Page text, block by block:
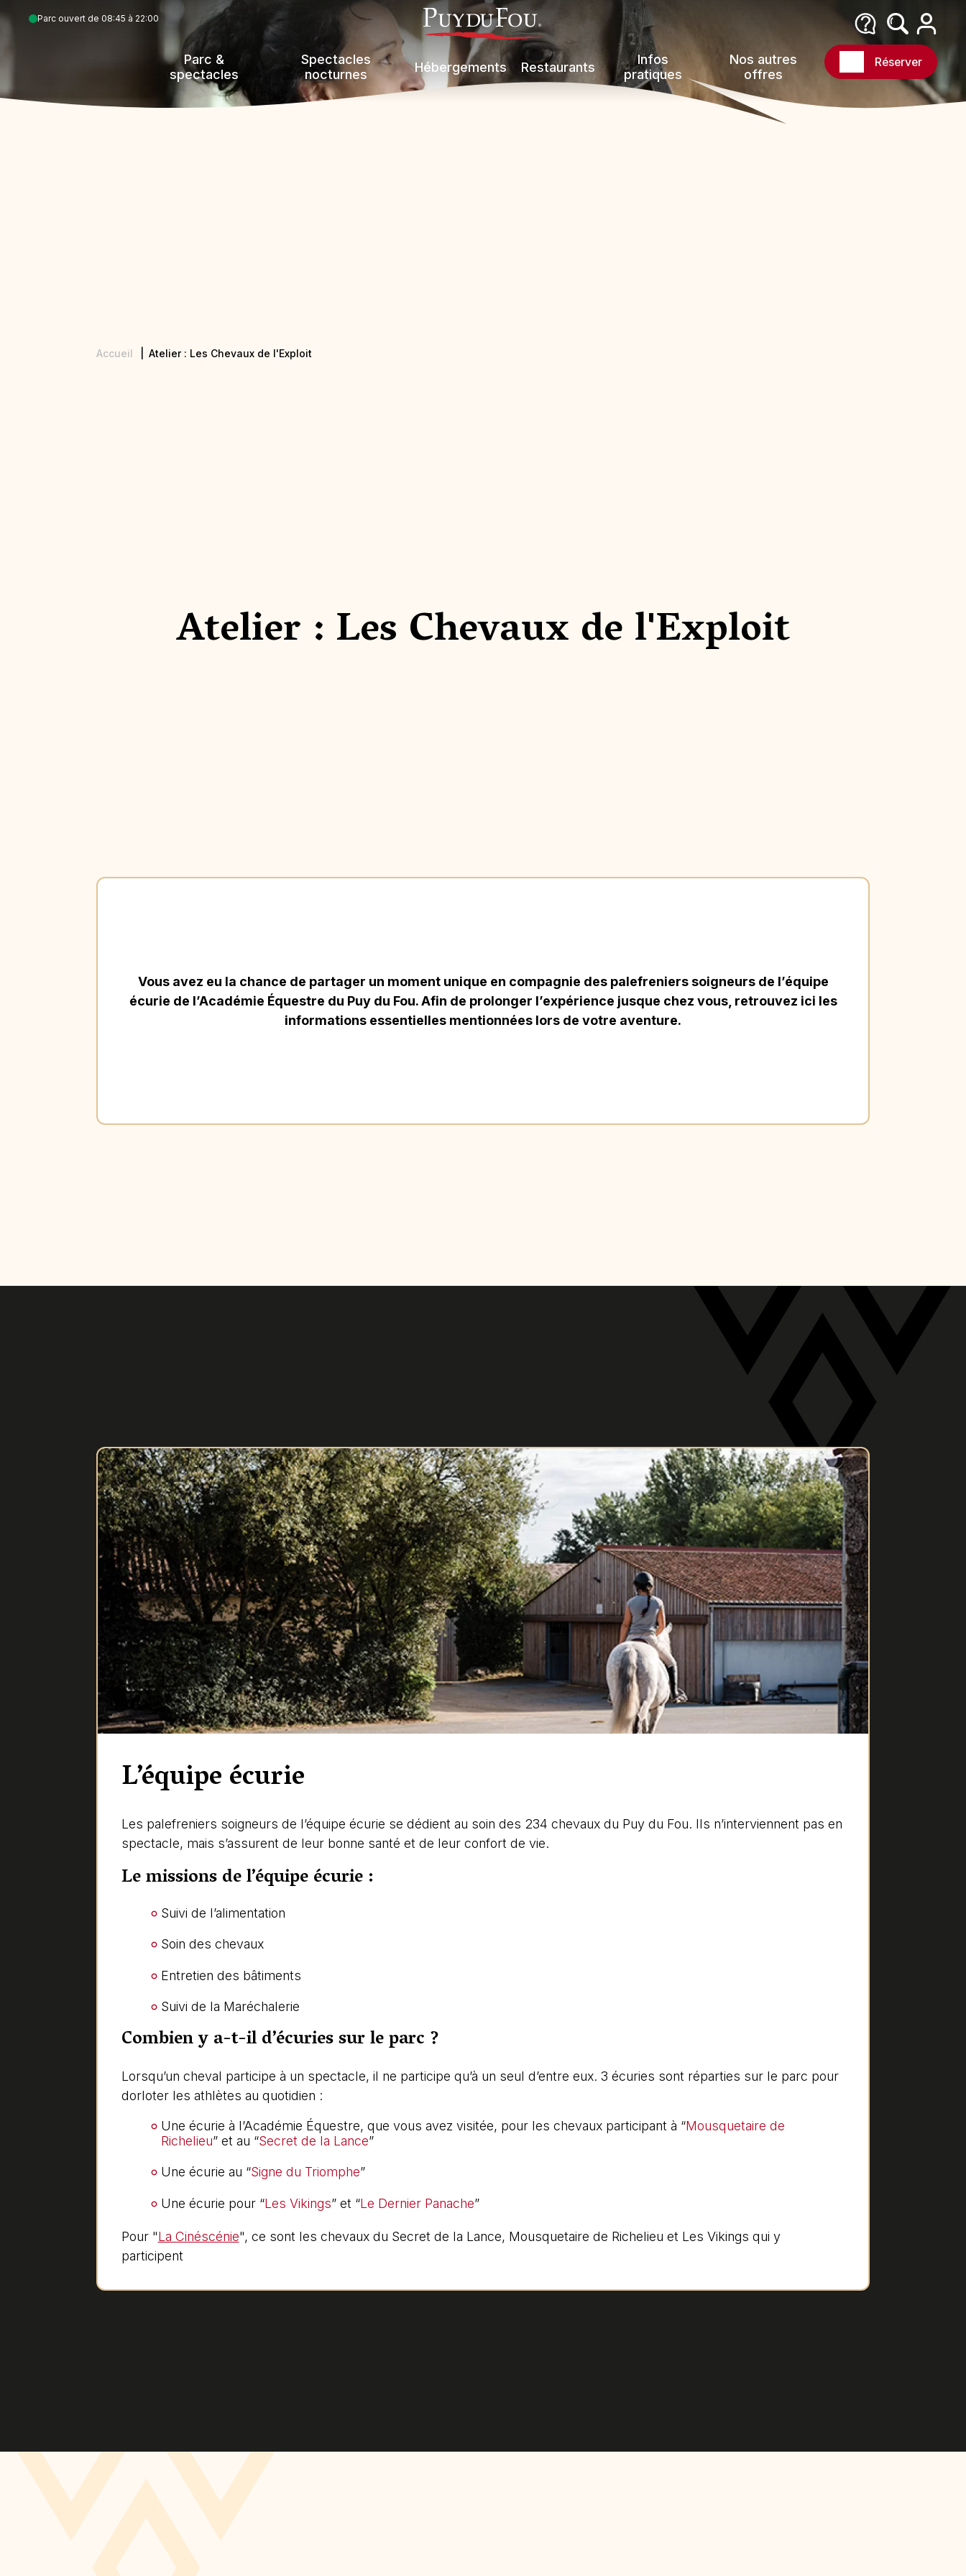
Parc &
spectacles
Spectacles
nocturnes
Hébergements Restaurants
Infos
pratiques
Nos autres
offres
Parc ouvert de 08:45 à 22:00
Réserver
Accueil Atelier : Les Chevaux de l'Exploit
Atelier : Les Chevaux de l'Exploit
Vous avez eu la chance de partager un moment unique en compagnie des palefreniers soigneurs de l’équipe
écurie de l’Académie Équestre du Puy du Fou. Afin de prolonger l’expérience jusque chez vous, retrouvez ici les
informations essentielles mentionnées lors de votre aventure.
L’équipe écurie
Les palefreniers soigneurs de l’équipe écurie se dédient au soin des 234 chevaux du Puy du Fou. Ils n’interviennent pas en
spectacle, mais s’assurent de leur bonne santé et de leur confort de vie.
Le missions de l’équipe écurie :
Suivi de l’alimentation
Soin des chevaux
Entretien des bâtiments
Suivi de la Maréchalerie
Combien y a-t-il d’écuries sur le parc ?
Lorsqu’un cheval participe à un spectacle, il ne participe qu’à un seul d’entre eux. 3 écuries sont réparties sur le parc pour
dorloter les athlètes au quotidien :
Une écurie à l’Académie Équestre, que vous avez visitée, pour les chevaux participant à “Mousquetaire de
Richelieu” et au “Secret de la Lance”
Une écurie au “Signe du Triomphe”
Une écurie pour “Les Vikings” et “Le Dernier Panache”
Pour "La Cinéscénie", ce sont les chevaux du Secret de la Lance, Mousquetaire de Richelieu et Les Vikings qui y
participent